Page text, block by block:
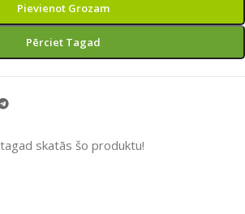
Pievienot Grozam
Pērciet Tagad
skatās šo produktu!